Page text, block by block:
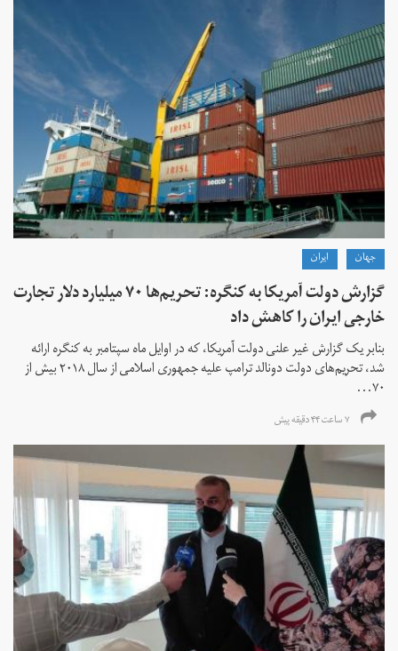
جهان ايران
گزارش دولت آمریکا به کنگره: تحریم‌ها ۷۰ میلیارد دلار تجارت
خارجی ایران را کاهش داد
بنابر یک گزارش غیر علنی دولت آمریکا، که در اوایل ماه سپتامبر به کنگره ارائه
شد، تحریم‌های دولت دونالد ترامپ علیه جمهوری اسلامی از سال ۲۰۱۸ بیش از
۷۰...
۷ ساعت ۴۴ دقیقه پیش